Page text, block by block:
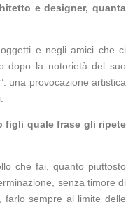
e designer, quanta
e negli amici che ci
dopo la notorietà del suo
una provocazione artistica
figli quale frase gli ripete
che fai, quanto piuttosto
senza timore di
farlo sempre al limite delle